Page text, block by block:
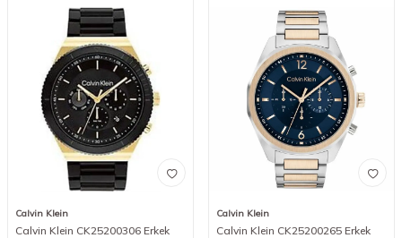
Calvin Klein
Calvin Klein CK25200306 Erkek
Calvin Klein
Calvin Klein CK25200265 Erkek